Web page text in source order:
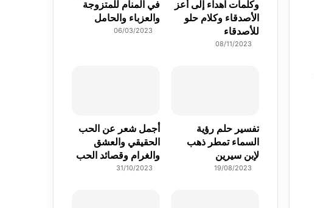
وكلمات اهداء إلى أعز
الأصدقاء وكلام حلو
للأصدقاء
08/11/2023
في المنام للمتزوجة
والعزباء والحامل
06/03/2023
تفسير حلم رؤية
السماء تمطر ذهب
لإبن سيرين
19/08/2023
أجمل شعر عن الحب
الحقيقي والعشق
والغرام وقصائد الحب
31/10/2023